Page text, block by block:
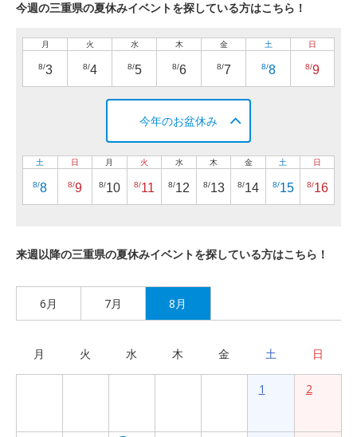
今週の三重県の夏休みイベントを探している方はこちら！
月
8/3
火
8/4
水
8/5
木
8/6
金
8/7
土
8/8
日
8/9
今年のお盆休み
土
8/8
日
8/9
月
8/10
火
8/11
水
8/12
木
8/13
金
8/14
土
8/15
日
8/16
来週以降の三重県の夏休みイベントを探している方はこちら！
6月 7月 8月
月 火 水 木 金 土 日
1 2